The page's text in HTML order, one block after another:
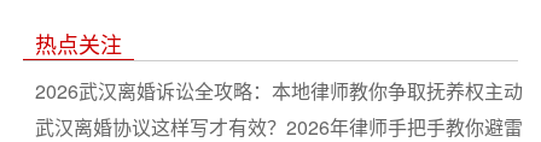
热点关注
2026武汉离婚诉讼全攻略：本地律师教你争取抚养权主动
权
武汉离婚协议这样写才有效？2026年律师手把手教你避雷